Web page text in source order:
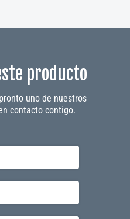
producto
uno de nuestros
contacto contigo.